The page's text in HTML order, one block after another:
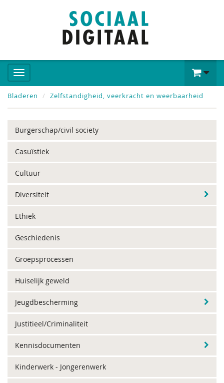
Bladeren Zelfstandigheid, veerkracht en weerbaarheid
Burgerschap/civil society
Casuïstiek
Cultuur
Diversiteit
Ethiek
Geschiedenis
Groepsprocessen
Huiselijk geweld
Jeugdbescherming
Justitieel/Criminaliteit
Kennisdocumenten
Kinderwerk - Jongerenwerk